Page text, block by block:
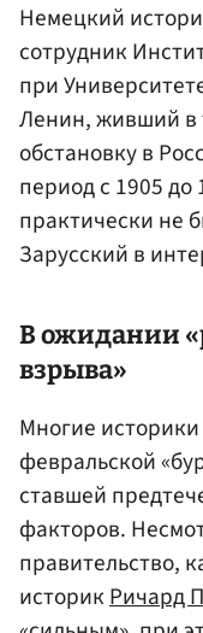
Немецкий
сотрудник
при
Ленин, живший в
обстановку в
период с 1905 до
практически не
Зарусский в
В ожидании
взрыва»
Многие
февральской
ставшей
факторов.
правительство,
историкРичард